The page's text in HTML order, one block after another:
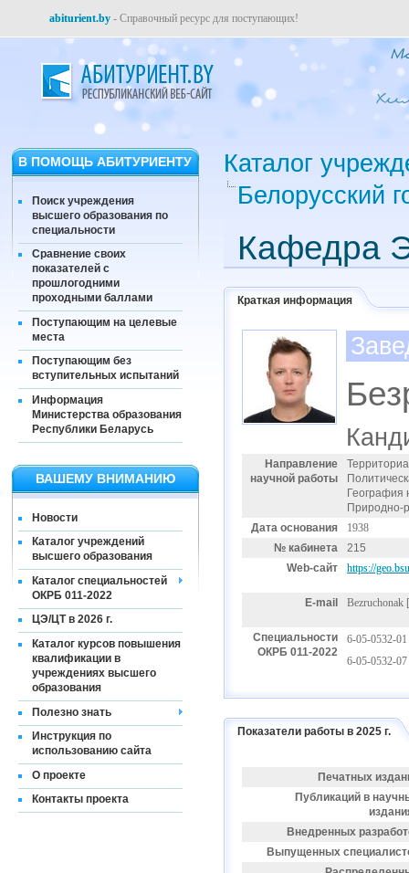
abiturient.by - Справочный ресурс для поступающих!
В ПОМОЩЬ АБИТУРИЕНТУ
Поиск учреждения
высшего образования по
специальности
Сравнение своих
показателей с
прошлогодними
проходными баллами
Поступающим на целевые
места
Поступающим без
вступительных испытаний
Информация
Министерства образования
Республики Беларусь
ВАШЕМУ ВНИМАНИЮ
Новости
Каталог учреждений
высшего образования
Каталог специальностей
ОКРБ 011-2022
ЦЭ/ЦТ в 2026 г.
Каталог курсов повышения
квалификации в
учреждениях высшего
образования
Полезно знать
Инструкция по
использованию сайта
О проекте
Контакты проекта
Каталог
Белорусский
Кафедра
Краткая информация
Направление
научной работы
География
Природно-
Дата основания
1938
№ кабинета
215
Web-сайт
https://
E-mail Bezruchonak
Специальности
ОКРБ 011-2022
6-05-0532-
6-05-0532-07
Показатели работы в 2025 г.
Печатных
Публикаций в
Внедренных
Выпущенных